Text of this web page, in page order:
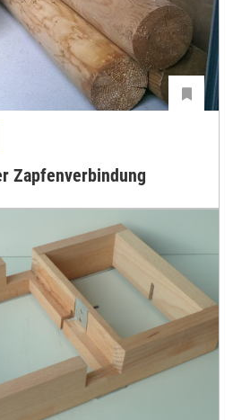
Zapfenverbindung